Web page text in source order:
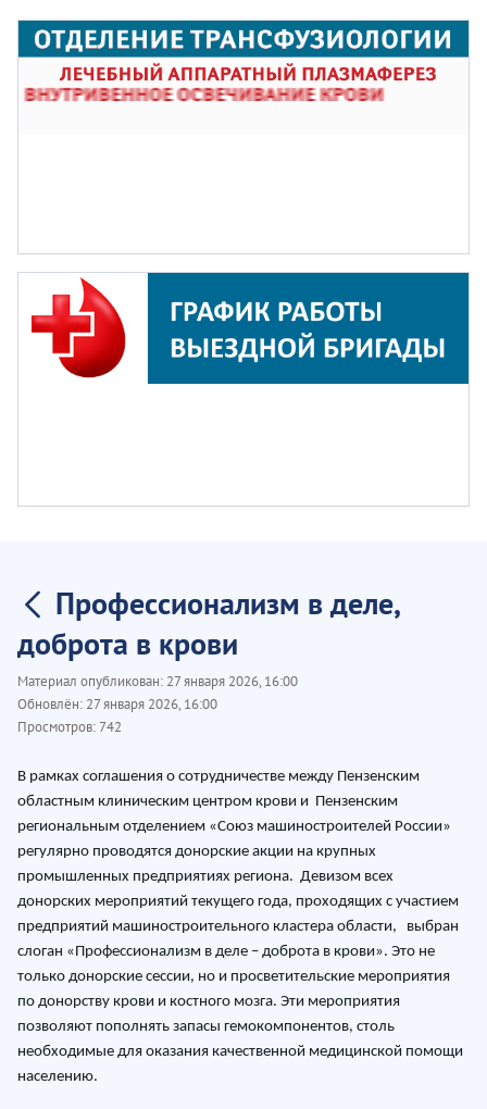
Профессионализм в деле,
доброта в крови
Материал опубликован: 27 января 2026, 16:00
Обновлён: 27 января 2026, 16:00
Просмотров:742
В рамках соглашения о сотрудничестве между Пензенским
областным клиническим центром крови и Пензенским
региональным отделением «Союз машиностроителей России»
регулярно проводятся донорские акции на крупных
промышленных предприятиях региона. Девизом всех
донорских мероприятий текущего года, проходящих с участием
предприятий машиностроительного кластера области, выбран
слоган «Профессионализм в деле – доброта в крови». Это не
только донорские сессии, но и просветительские мероприятия
по донорству крови и костного мозга. Эти мероприятия
позволяют пополнять запасы гемокомпонентов, столь
необходимые для оказания качественной медицинской помощи
населению.